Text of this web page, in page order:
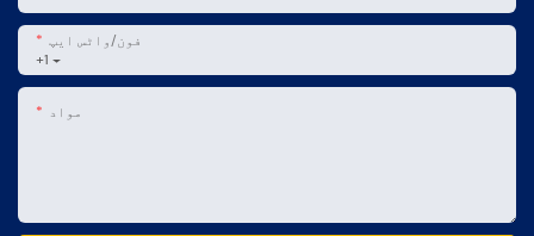
+1
فون/واٹس ایپ
مواد